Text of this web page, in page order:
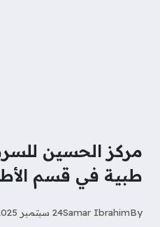
مركز الحسين
طبية في قسم
By
Samar Ibrahim24 سبتمبر 2025 - 12:18ص